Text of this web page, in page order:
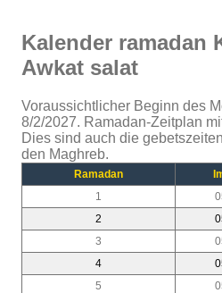
Kalender ramadan
Awkat salat
Voraussichtlicher Beginn des
8/2/2027. Ramadan-Zeitplan
Dies sind auch die
den Maghreb.
Ramadan
1
2
3
4
5